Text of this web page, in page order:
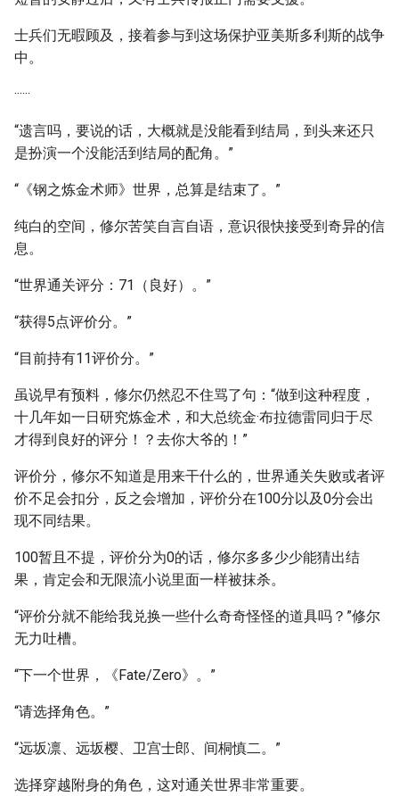
士兵们无暇顾及，接着参与到这场保护亚美斯多利斯的战争
中。
······
“遗言吗，要说的话，大概就是没能看到结局，到头来还只
是扮演一个没能活到结局的配角。”
“《钢之炼金术师》世界，总算是结束了。”
纯白的空间，修尔苦笑自言自语，意识很快接受到奇异的信
息。
“世界通关评分：71（良好）。”
“获得5点评价分。”
“目前持有11评价分。”
虽说早有预料，修尔仍然忍不住骂了句：“做到这种程度，
十几年如一日研究炼金术，和大总统金·布拉德雷同归于尽
才得到良好的评分！？去你大爷的！”
评价分，修尔不知道是用来干什么的，世界通关失败或者评
价不足会扣分，反之会增加，评价分在100分以及0分会出
现不同结果。
100暂且不提，评价分为0的话，修尔多多少少能猜出结
果，肯定会和无限流小说里面一样被抹杀。
“评价分就不能给我兑换一些什么奇奇怪怪的道具吗？”修尔
无力吐槽。
“下一个世界，《Fate/Zero》。”
“请选择角色。”
“远坂凛、远坂樱、卫宫士郎、间桐慎二。”
选择穿越附身的角色，这对通关世界非常重要。